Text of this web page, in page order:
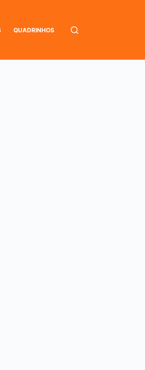
QUADRINHOS